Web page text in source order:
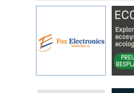
sistema
YAMADA pumpe –
pouzdanost u transferu
Filtration Group
rešenja za filtraciju u
procesnim sistemima
Art Utopia Studio –